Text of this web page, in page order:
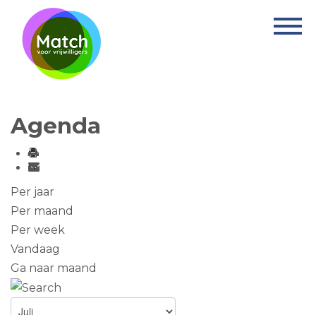
Home
Activiteiten
Informatie
Agenda
Per jaar
Per maand
Per week
Vandaag
Ga naar maand